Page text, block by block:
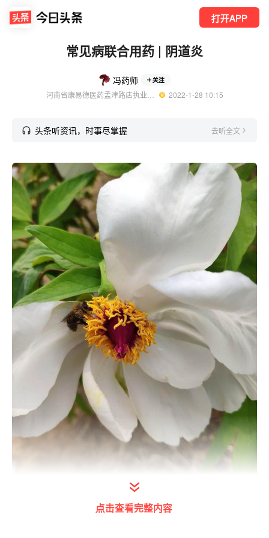
打开APP
常见病联合用药 | 阴道炎
冯药师 关注
  2022-1-28 10:15
头条听资讯，时事尽掌握 去听全文
点击查看完整内容